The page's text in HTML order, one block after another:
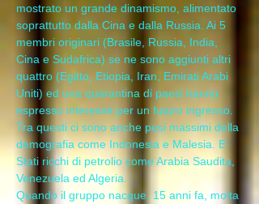
mostrato un grande dinamismo, alimentato
soprattutto dalla Cina e dalla Russia. Ai 5
membri originari (Brasile, Russia, India,
Cina e Sudafrica) se ne sono aggiunti altri
quattro (Egitto, Etiopia, Iran, Emirati Arabi
Uniti) ed una quarantina di paesi hanno
espresso interesse per un futuro ingresso.
Tra questi ci sono anche pesi massimi della
demografia come Indonesia e Malesia. E
Stati ricchi di petrolio come Arabia Saudita,
Venezuela ed Algeria.
Quando il gruppo nacque, 15 anni fa, molta